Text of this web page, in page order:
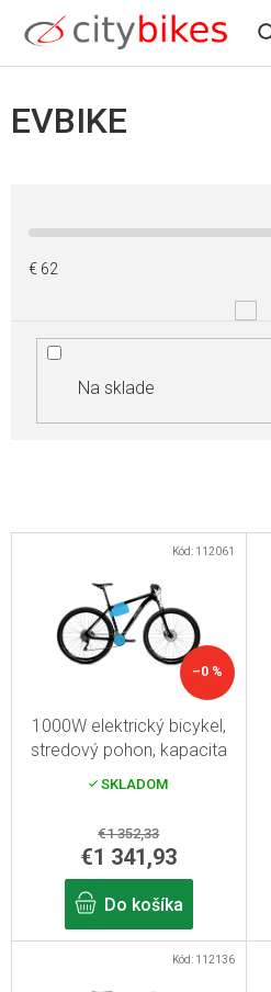
obsah
EVBIKE
€ 62
Na sklade
v
–0 %
1000W elektrický bicykel,
stredový pohon, kapacita
batérie 13 Ah s dojazdom
SKLADOM
€1 352,33
€1 341,93
Do košíka
Kód: 112061
Kód: 112136